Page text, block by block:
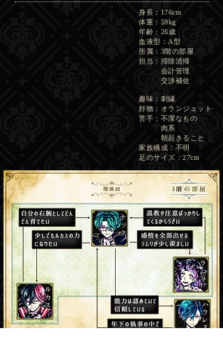
身長：176cm
体重：59kg
年齢：26歳
血液型：A型
所属：3階の部屋
担当：掃除清掃
会計管理
交渉補佐
趣味：刺繍
好物：オランジェット
​苦手：不潔なもの
肉系
朝起きること
​​家族構成：不明
​足のサイズ：27cm